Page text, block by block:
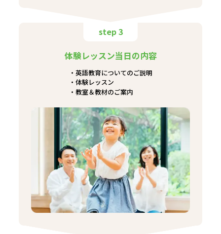
step 3
体験レッスン当日の内容
英語教育についてのご説明
体験レッスン
教室＆教材のご案内